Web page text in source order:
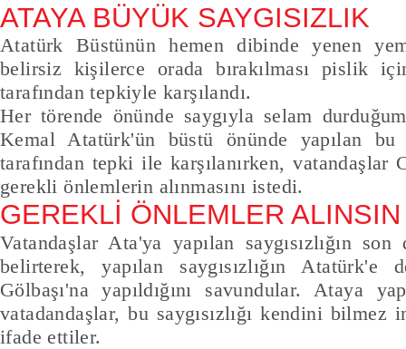
ATAYA BÜYÜK SAYGISIZLIK
Atatürk Büstünün hemen dibinde yenen
belirsiz kişilerce orada bırakılması pislik
tarafından tepkiyle karşılandı.
Her törende önünde saygıyla selam
Kemal Atatürk'ün büstü önünde yapılan bu
tarafından tepki ile karşılanırken, vatandaşlar
gerekli önlemlerin alınmasını istedi.
GEREKLİ ÖNLEMLER ALINSIN
Vatandaşlar Ata'ya yapılan saygısızlığın
belirterek, yapılan saygısızlığın
Gölbaşı'na yapıldığını savundular. Ataya
vatadandaşlar, bu saygısızlığı kendini bilmez
ifade ettiler.